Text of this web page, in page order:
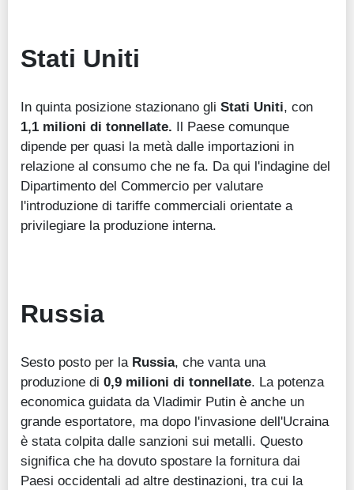
Stati Uniti
In quinta posizione stazionano gli Stati Uniti, con
1,1 milioni di tonnellate. Il Paese comunque
dipende per quasi la metà dalle importazioni in
relazione al consumo che ne fa. Da qui l'indagine del
Dipartimento del Commercio per valutare
l'introduzione di tariffe commerciali orientate a
privilegiare la produzione interna.
Russia
Sesto posto per la Russia, che vanta una
produzione di 0,9 milioni di tonnellate. La potenza
economica guidata da Vladimir Putin è anche un
grande esportatore, ma dopo l'invasione dell'Ucraina
è stata colpita dalle sanzioni sui metalli. Questo
significa che ha dovuto spostare la fornitura dai
Paesi occidentali ad altre destinazioni, tra cui la